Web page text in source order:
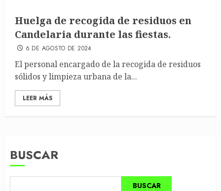
Huelga de recogida de residuos en
Candelaria durante las fiestas.
6 DE AGOSTO DE 2024
El personal encargado de la recogida de residuos
sólidos y limpieza urbana de la...
LEER MÁS
BUSCAR
BUSCAR